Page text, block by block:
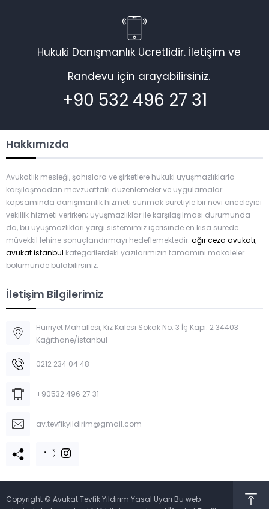
Hukuki Danışmanlık Ücretlidir. İletişim ve
Randevu için arayabilirsiniz.
+90 532 496 27 31
Hakkımızda
Avukatlık mesleği, şahıslara ve şirketlere hukuki uyuşmazlıklarla
karşılaşmadan mevzuattaki düzenlemeler ve uygulamalar
kapsamında danışmanlık hizmeti sunmak suretiyle bir nevi önceleyici
vekillik hizmeti verirken; uyuşmazlıklar ile karşılaşılması durumunda
da, bu uyuşmazlıkları yargı sistemimiz içerisinde en kısa sürede
müvekkil lehine sonuçlandırmayı hedeflemektedir. ağır ceza avukatı,
avukat istanbul kategorilerdeki yazılarımızın tamamını makaleler
bölümünde bulabilirsiniz.
İletişim Bilgilerimiz
Hürriyet Mahallesi, Kız Kalesi Sokak No: 3 İç Kapı: 2 34403
Kağıthane/İstanbul
0212 234 04 48
+90532 496 27 31
av.tevfikyildirim@gmail.com
Copyright © Avukat Tevfik Yıldırım Yasal Uyarı Bu web